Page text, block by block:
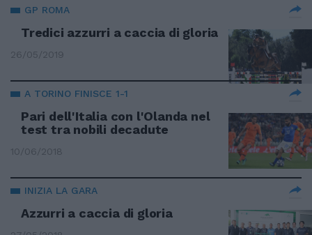
GP ROMA
Tredici azzurri a caccia di gloria
26/05/2019
A TORINO FINISCE 1-1
Pari dell'Italia con l'Olanda nel
test tra nobili decadute
10/06/2018
INIZIA LA GARA
Azzurri a caccia di gloria